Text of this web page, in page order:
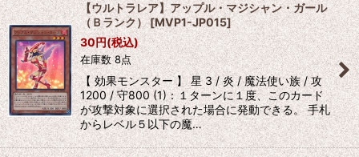
【ウルトラレア】アップル・マジシャン・ガール
（Ｂランク）[MVP1-JP015]
30円(税込)
在庫数 8点
【 効果モンスター 】 星 3 / 炎 / 魔法使い族 / 攻
1200 / 守800 (1)：１ターンに１度、このカード
が攻撃対象に選択された場合に発動できる。 手札
からレベル５以下の魔…